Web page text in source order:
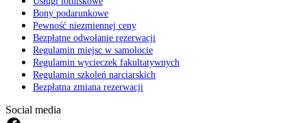
Bony podarunkowe
Pewność niezmiennej ceny
Bezpłatne odwołanie rezerwacji
Regulamin miejsc w samolocie
Regulamin wycieczek fakultatywnych
Regulamin szkoleń narciarskich
Bezpłatna zmiana rezerwacji
Social media